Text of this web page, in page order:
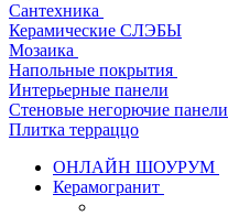
Сантехника
Керамические СЛЭБЫ
Мозаика
Напольные покрытия
Интерьерные панели
Стеновые негорючие панели
Плитка терраццо
ОНЛАЙН ШОУРУМ
Керамогранит